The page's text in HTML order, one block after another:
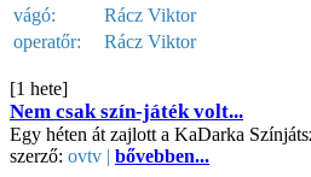
vágó:
Rácz Viktor
operatőr:
Rácz Viktor
[1 hete]
Nem csak szín-játék volt...
Egy héten át zajlott a KaDarka
szerző: ovtv | bővebben...